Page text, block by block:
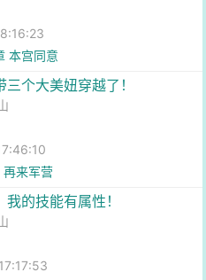
本宫同意
个大美妞穿越了！
来军营
的技能有属性！